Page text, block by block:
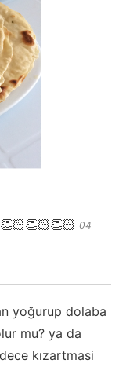
04
yoğurup dolaba
mu? ya da
kızartmasi